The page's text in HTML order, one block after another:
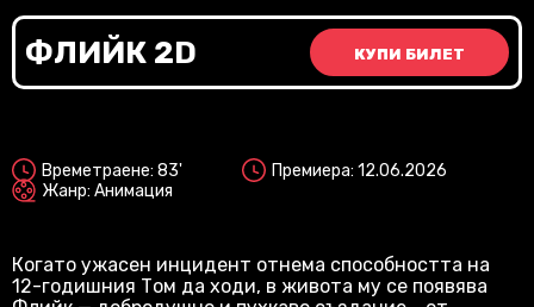
ФЛИЙК 2D КУПИ БИЛЕТ
Времетраене: 83'
Премиера: 12.06.2026
Жанр: Анимация
Когато ужасен инцидент отнема способността на
12-годишния Том да ходи, в живота му се появява